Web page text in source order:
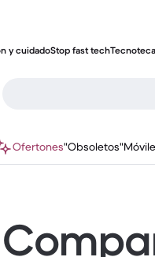
y cuidadoStop fast techTecnoteca
Ofertones"Obsoletos"